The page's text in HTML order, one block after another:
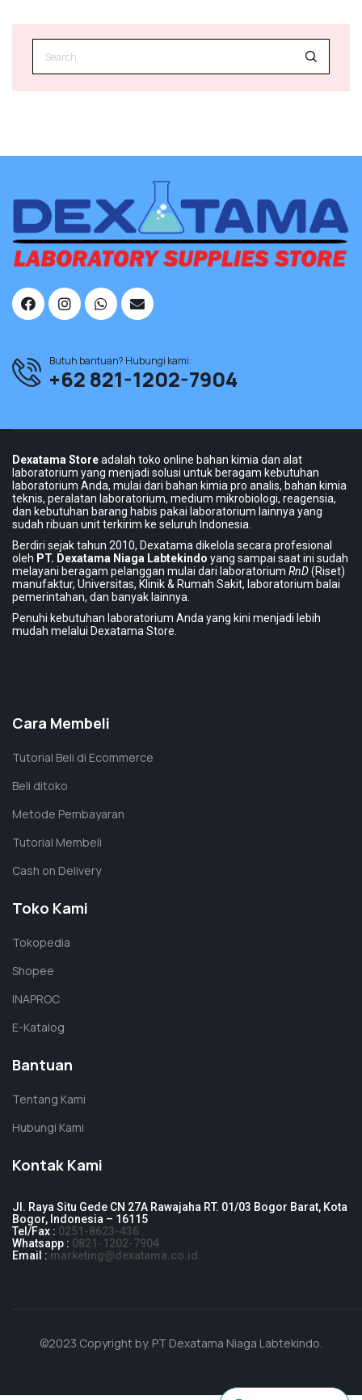
Butuh bantuan? Hubungi kami:
+62 821-1202-7904
Dexatama Storeadalah toko online bahan kimia dan alat
laboratorium yang menjadi solusi untuk beragam kebutuhan
laboratorium Anda, mulai dari bahan kimia pro analis, bahan kimia
teknis, peralatan laboratorium, medium mikrobiologi, reagensia,
dan kebutuhan barang habis pakai laboratorium lainnya yang
sudah ribuan unit terkirim ke seluruh Indonesia.
Berdiri sejak tahun 2010, Dexatama dikelola secara profesional
oleh PT. Dexatama Niaga Labtekindo yang sampai saat ini sudah
melayani beragam pelanggan mulai dari laboratorium RnD(Riset)
manufaktur, Universitas, Klinik & Rumah Sakit, laboratorium balai
pemerintahan, dan banyak lainnya.
Penuhi kebutuhan laboratorium Anda yang kini menjadi lebih
mudah melalui Dexatama Store.
Cara Membeli
Tutorial Beli di Ecommerce
Beli ditoko
Metode Pembayaran
Tutorial Membeli
Cash on Delivery
Toko Kami
Tokopedia
Shopee
INAPROC
E-Katalog
Bantuan
Tentang Kami
Hubungi Kami
Kontak Kami
Jl. Raya Situ Gede CN 27A Rawajaha RT. 01/03 Bogor Barat, Kota
Bogor, Indonesia – 16115
Tel/Fax : 0251-8623-436
Whatsapp : 0821-1202-7904
Email : marketing@dexatama.co.id
©2023 Copyright by. PT Dexatama Niaga Labtekindo.